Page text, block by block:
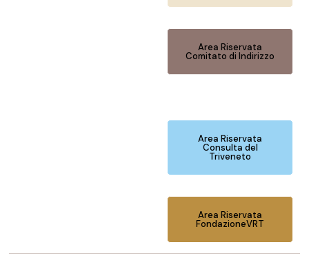
Area Riservata
Comitato di Indirizzo
Area Riservata
Consulta del
Triveneto
Area Riservata
FondazioneVRT